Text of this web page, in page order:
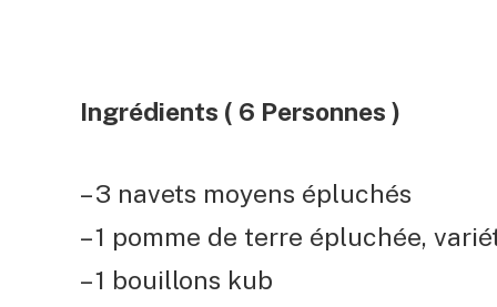
Ingrédients ( 6 Personnes )
– 3 navets moyens épluchés
– 1 pomme de terre épluchée,
– 1 bouillons kub